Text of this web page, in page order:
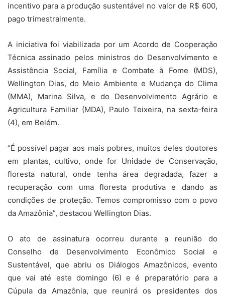
incentivo para a produção sustentável no valor de R$ 600,
pago trimestralmente.
A iniciativa foi viabilizada por um Acordo de Cooperação
Técnica assinado pelos ministros do Desenvolvimento e
Assistência Social, Família e Combate à Fome (MDS),
Wellington Dias, do Meio Ambiente e Mudança do Clima
(MMA), Marina Silva, e do Desenvolvimento Agrário e
Agricultura Familiar (MDA), Paulo Teixeira, na sexta-feira
(4), em Belém.
“É possível pagar aos mais pobres, muitos deles doutores
em plantas, cultivo, onde for Unidade de Conservação,
floresta natural, onde tenha área degradada, fazer a
recuperação com uma floresta produtiva e dando as
condições de proteção. Temos compromisso com o povo
da Amazônia”, destacou Wellington Dias.
O ato de assinatura ocorreu durante a reunião do
Conselho de Desenvolvimento Econômico Social e
Sustentável, que abriu os Diálogos Amazônicos, evento
que vai até este domingo (6) e é preparatório para a
Cúpula da Amazônia, que reunirá os presidentes dos